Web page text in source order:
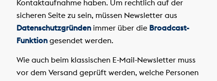
Kontaktaufnahme haben. Um rechtlich auf der
sicheren Seite zu sein, müssen Newsletter aus
Datenschutzgründenimmer über die Broadcast-
Funktiongesendet werden.
Wie auch beim klassischen E-Mail-Newsletter muss
vor dem Versand geprüft werden, welche Personen